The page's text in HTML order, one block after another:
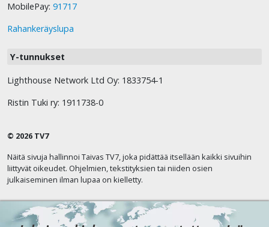
MobilePay: 91717
Rahankeräyslupa
Y-tunnukset
Lighthouse Network Ltd Oy: 1833754-1
Ristin Tuki ry: 1911738-0
© 2026 TV7
Näitä sivuja hallinnoi Taivas TV7, joka pidättää itsellään kaikki sivuihin
liittyvät oikeudet. Ohjelmien, tekstityksien tai niiden osien
julkaiseminen ilman lupaa on kielletty.